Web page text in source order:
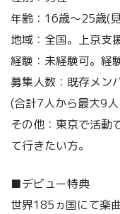
年齢：16歳～25歳(
地域：全国。上京支
経験：未経験可。経
募集人数：既存メン
(合計7人から最大9
その他：東京で活動
て行きたい方。
■デビュー特典
世界185ヵ国にて楽